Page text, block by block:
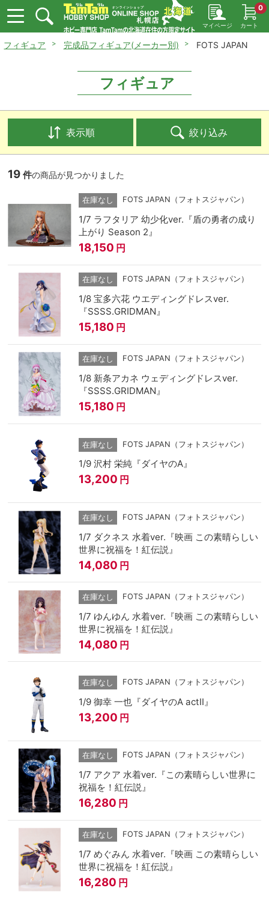
マイページ カート
0
フィギュア 完成品フィギュア(メーカー別) FOTS JAPAN
フィギュア
表示順 絞り込み
19 件の商品が見つかりました
在庫なし FOTS JAPAN（フォトスジャパン）
1/7 ラフタリア 幼少化ver.『盾の勇者の成り
上がり Season 2』
18,150 円
在庫なし FOTS JAPAN（フォトスジャパン）
1/8 宝多六花 ウエディングドレスver.
『SSSS.GRIDMAN』
15,180 円
在庫なし FOTS JAPAN（フォトスジャパン）
1/8 新条アカネ ウェディングドレスver.
『SSSS.GRIDMAN』
15,180 円
在庫なし FOTS JAPAN（フォトスジャパン）
1/9 沢村 栄純『ダイヤのA』
13,200 円
在庫なし FOTS JAPAN（フォトスジャパン）
1/7 ダクネス 水着ver.『映画 この素晴らしい
世界に祝福を！紅伝説』
14,080 円
在庫なし FOTS JAPAN（フォトスジャパン）
1/7 ゆんゆん 水着ver.『映画 この素晴らしい
世界に祝福を！紅伝説』
14,080 円
在庫なし FOTS JAPAN（フォトスジャパン）
1/9 御幸 一也『ダイヤのA actⅡ』
13,200 円
在庫なし FOTS JAPAN（フォトスジャパン）
1/7 アクア 水着ver.『この素晴らしい世界に
祝福を！紅伝説』
16,280 円
在庫なし FOTS JAPAN（フォトスジャパン）
1/7 めぐみん 水着ver.『映画 この素晴らしい
世界に祝福を！紅伝説』
16,280 円